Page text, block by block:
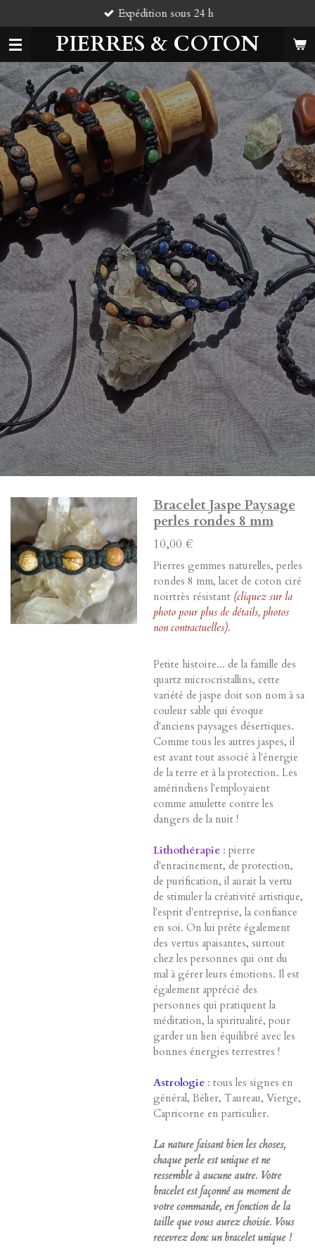
au
contenu
principal
PIERRES & COTON
Expédition sous 24 h
Bracelet Jaspe Paysage
perles rondes 8 mm
10,00 €
Pierres gemmes naturelles, perles
rondes 8 mm, lacet de coton ciré
noirtrès résistant (cliquez sur la
photo pour plus de détails, photos
non contractuelles).
Petite histoire... de la famille des
quartz microcristallins, cette
variété de jaspe doit son nom à sa
couleur sable qui évoque
d'anciens paysages désertiques.
Comme tous les autres jaspes, il
est avant tout associé à l'énergie
de la terre et à la protection. Les
amérindiens l'employaient
comme amulette contre les
dangers de la nuit !
Lithothérapie: pierre
d'enracinement, de protection,
de purification, il aurait la vertu
de stimuler la créativité artistique,
l'esprit d'entreprise, la confiance
en soi. On lui prête également
des vertus apaisantes, surtout
chez les personnes qui ont du
mal à gérer leurs émotions. Il est
également apprécié des
personnes qui pratiquent la
méditation, la spiritualité, pour
garder un lien équilibré avec les
bonnes énergies terrestres !
Astrologie: tous les signes en
général, Bélier, Taureau, Vierge,
Capricorne en particulier.
La nature faisant bien les choses,
chaque perle est unique et ne
ressemble à aucune autre. Votre
bracelet est façonné au moment de
votre commande, en fonction de la
taille que vous aurez choisie. Vous
recevrez donc un bracelet unique !